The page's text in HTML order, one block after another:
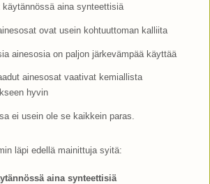
aina synteettisiä
ovat usein kohtuuttoman kalliita
ainesosia on paljon järkevämpää käyttää
ainesosat vaativat kemiallista
hyvin
ei usein ole se kaikkein paras.
läpi edellä mainittuja syitä:
aina synteettisiä